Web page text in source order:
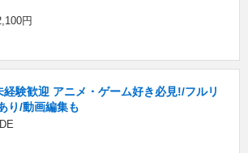
円
験歓迎 アニメ・ゲーム好き必見!/フルリ
り/動画編集も